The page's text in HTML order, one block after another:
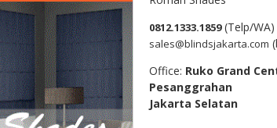
0812.1333.1859 (Telp/WA)
sales@blindsjakarta.com
Office: Ruko Grand
Pesanggrahan
Jakarta Selatan